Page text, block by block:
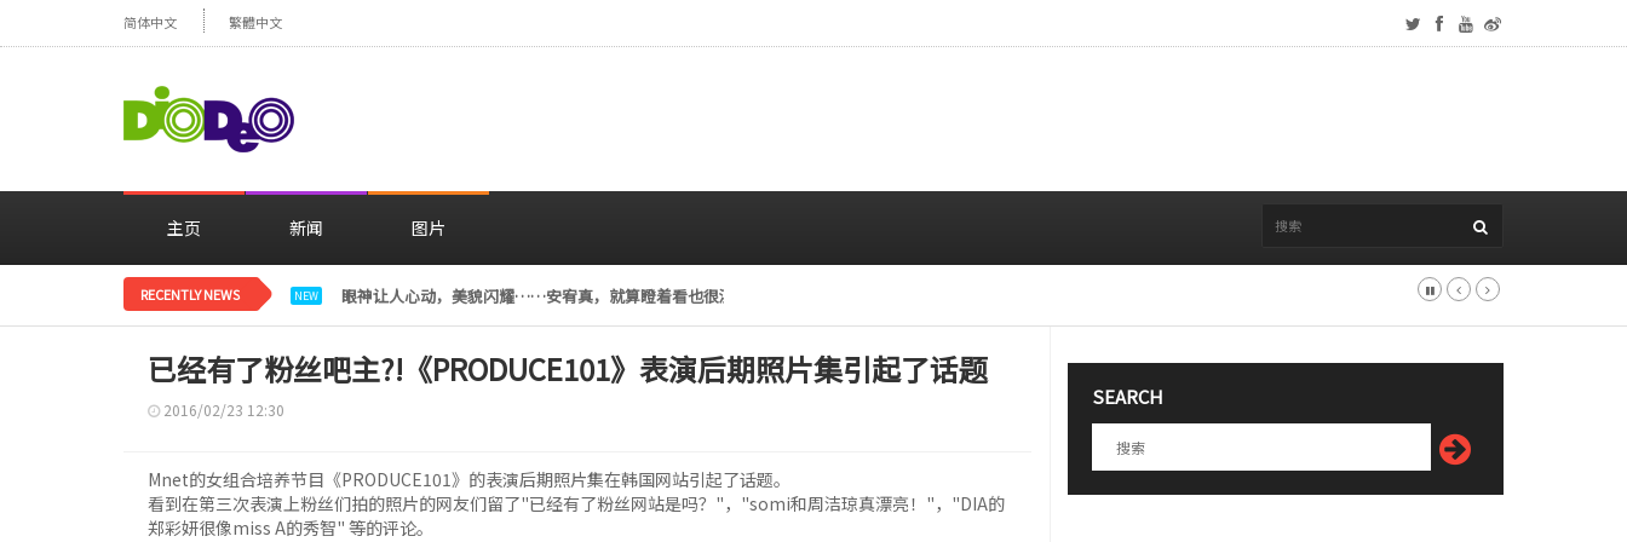
简体中文 繁體中文
主页 新闻 图片
RECENTLY NEWS NEW 眼神让人心动，美貌闪耀……安宥真，就算瞪着看也很漂亮呢
已经有了粉丝吧主?!《PRODUCE101》表演后期照片集引起了话题
2016/02/23 12:30
Mnet的女组合培养节目《PRODUCE101》的表演后期照片集在韩国网站引起了话题。
看到在第三次表演上粉丝们拍的照片的网友们留了"已经有了粉丝网站是吗？"，"somi和周洁琼真漂亮！"，"DIA的
郑彩妍很像miss A的秀智" 等的评论。
SEARCH